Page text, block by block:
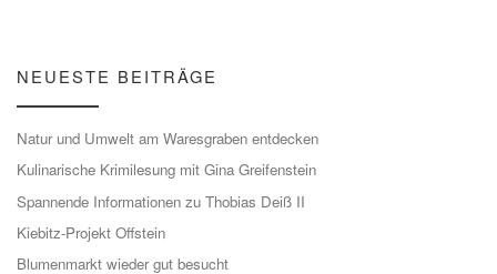
NEUESTE BEITRÄGE
Natur und Umwelt am Waresgraben entdecken
Kulinarische Krimilesung mit Gina Greifenstein
Spannende Informationen zu Thobias Deiß II
Kiebitz-Projekt Offstein
Blumenmarkt wieder gut besucht